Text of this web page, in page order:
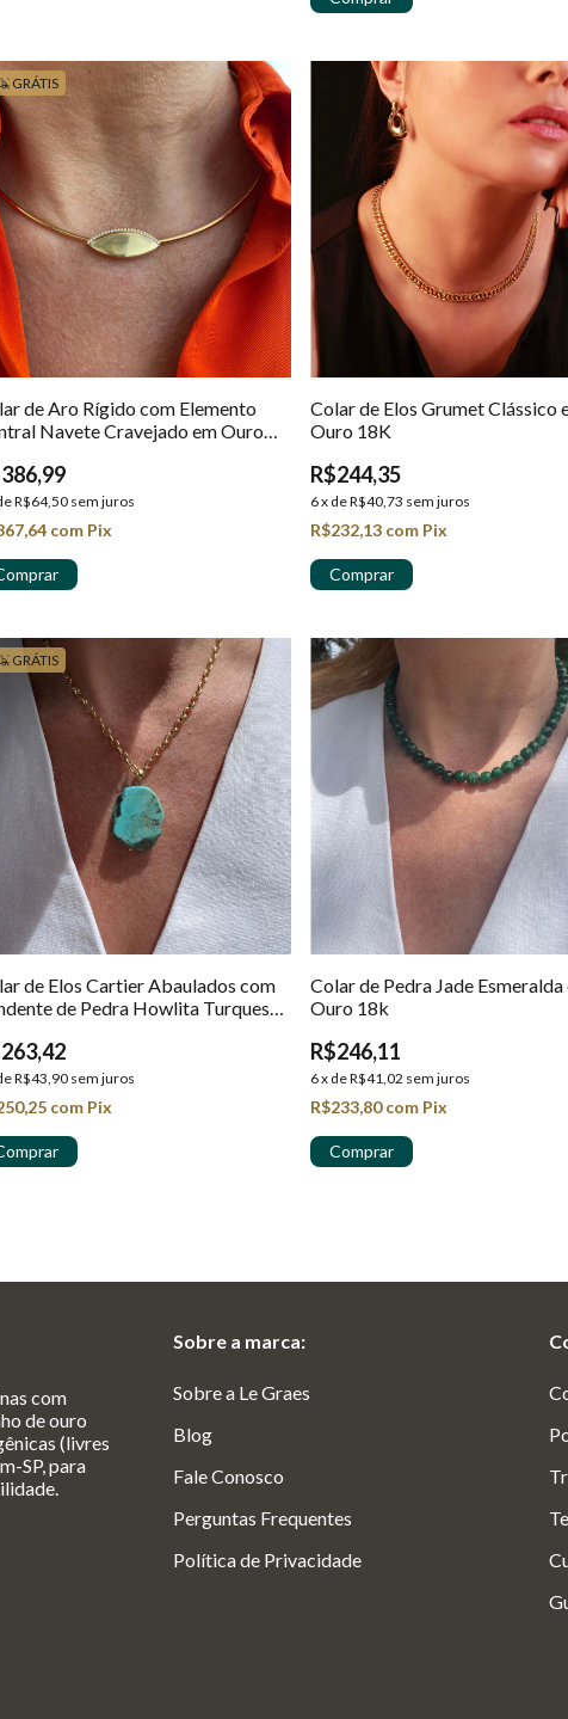
GRÁTIS
de Aro Rígido com Elemento
Navete Cravejado em Ouro
R$64,50 sem juros
com Pix
Colar de Elos Grumet Clássico
Ouro 18K
R$244,35
6x deR$40,73 sem juros
R$232,13 com Pix
GRÁTIS
de Elos Cartier Abaulados com
de Pedra Howlita Turquesa
R$43,90 sem juros
com Pix
Colar de Pedra Jade Esmeralda
Ouro 18k
R$246,11
6x deR$41,02 sem juros
R$233,80com Pix
com
de ouro
(livres
SP, para
Sobre a marca:
Sobre a Le Graes
Blog
Fale Conosco
Perguntas Frequentes
Política de Privacidade